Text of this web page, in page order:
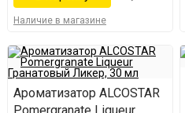
Наличие в магазине
Ароматизатор ALCOSTAR